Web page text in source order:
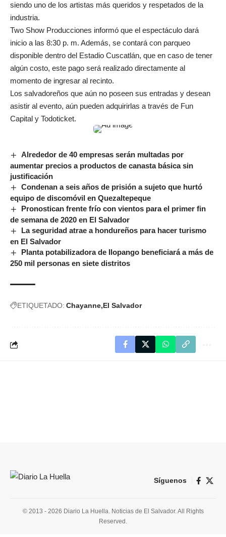
siendo uno de los artistas más queridos y respetados de la
industria.
Two Show Producciones informó que el espectáculo dará
inicio a las 8:30 p. m. Además, se contará con parqueo
disponible dentro del Estadio Cuscatlán, que en caso de tener
algún costo, este pago será realizado directamente al
momento de ingresar al recinto.
Los salvadoreños que aún no poseen sus entradas y desean
asistir al evento, aún pueden adquirirlas a través de Fun
Capital y Todoticket.
Alrededor de 40 empresas serán multadas por
aumentar precios a productos de canasta básica sin
justificación
Condenan a seis años de prisión a sujeto que hurtó
equipo de discomóvil en Quezaltepeque
Pronostican frente frío con vientos para el primer fin
de semana de 2020 en El Salvador
La seguridad atrae a hondureños para hacer turismo
en El Salvador
Planta potabilizadora de Ilopango beneficiará a más de
250 mil personas en siete distritos
ETIQUETADO: Chayanne El Salvador
Síguenos
© 2013 - 2026 Diario La Huella. Noticias de El Salvador. All Rights
Reserved.